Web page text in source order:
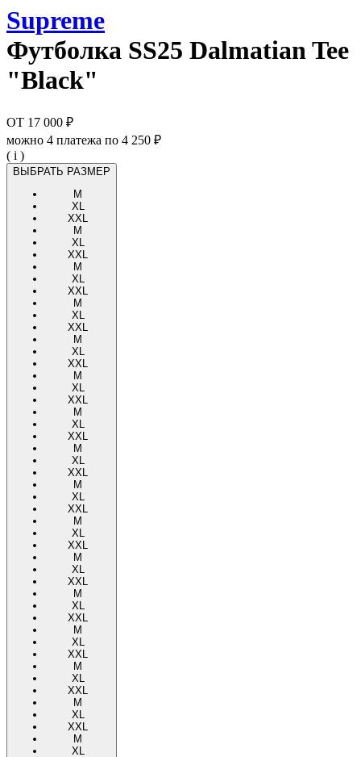
Supreme
Футболка SS25 Dalmatian Tee
"Black"
ОТ 17 000 ₽
можно 4 платежа по 4 250 ₽
( i )
ВЫБРАТЬ РАЗМЕР
M
XL
XXL
M
XL
XXL
M
XL
XXL
M
XL
XXL
M
XL
XXL
M
XL
XXL
M
XL
XXL
M
XL
XXL
M
XL
XXL
M
XL
XXL
M
XL
XXL
M
XL
XXL
M
XL
XXL
M
XL
XXL
M
XL
XXL
M
XL